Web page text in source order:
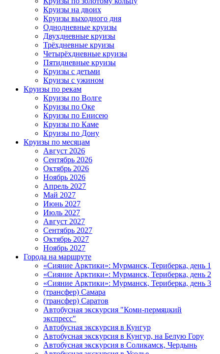
Круизы на двоих
Круизы выходного дня
Однодневные круизы
Двухдневные круизы
Трёхдневные круизы
Четырёхдневные круизы
Пятидневные круизы
Круизы с детьми
Круизы с ужином
Круизы по рекам
Круизы по Волге
Круизы по Оке
Круизы по Енисею
Круизы по Каме
Круизы по Дону
Круизы по месяцам
Август 2026
Сентябрь 2026
Октябрь 2026
Ноябрь 2026
Апрель 2027
Май 2027
Июнь 2027
Июль 2027
Август 2027
Сентябрь 2027
Октябрь 2027
Ноябрь 2027
Города на маршруте
«Сияние Арктики»: Мурманск, Териберка, день 1
«Сияние Арктики»: Мурманск, Териберка, день 2
«Сияние Арктики»: Мурманск, Териберка, день 3
(трансфер) Самара
(трансфер) Саратов
Автобусная экскурсия "Коми-пермяцкий
экспресс"
Автобусная экскурсия в Кунгур
Автобусная экскурсия в Кунгур, на Белую Гору
Автобусная экскурсия в Соликамск, Чердынь